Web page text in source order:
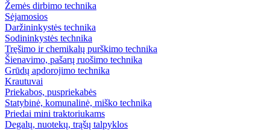
Žemės dirbimo technika
Sėjamosios
Daržininkystės technika
Sodininkystės technika
Tręšimo ir chemikalų purškimo technika
Šienavimo, pašarų ruošimo technika
Grūdų apdorojimo technika
Krautuvai
Priekabos, puspriekabės
Statybinė, komunalinė, miško technika
Priedai mini traktoriukams
Degalų, nuotekų, trąšų talpyklos